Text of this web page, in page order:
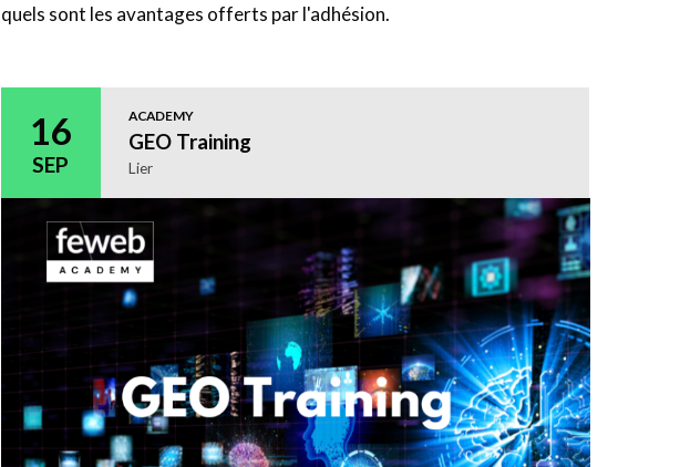
quels sont les avantages offerts par l'adhésion.
16
SEP
ACADEMY
GEO Training
Lier